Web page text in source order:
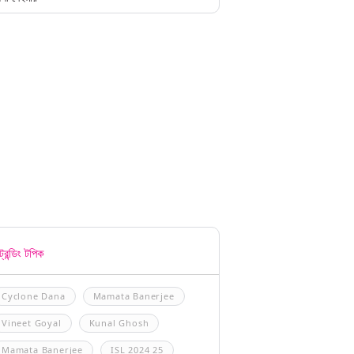
টপিক
Cyclone Dana Mamata Banerjee
Vineet Goyal Kunal Ghosh
Mamata Banerjee ISL 2024 25